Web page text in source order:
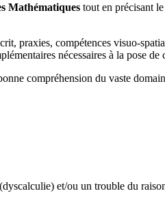
Mathématiques tout en précisant
praxies, compétences visuo-
nécessaires à la pose de
compréhension du vaste
(dyscalculie) et/ou un trouble du